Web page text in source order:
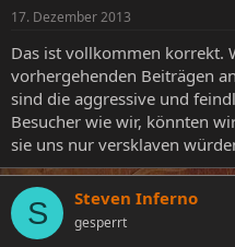
17. Dezember 2013
Das ist vollkommen korrekt.
vorhergehenden Beiträgen
sind die aggressive und
Besucher wie wir, könnten
sie uns nur versklaven
S Steven Inferno
gesperrt